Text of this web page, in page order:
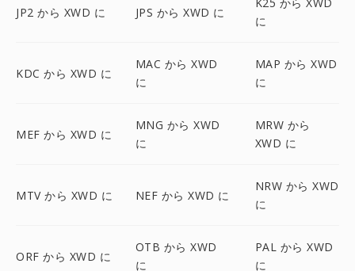
JP2 から XWD に JPS から XWD に
に
KDC から XWD に
MAC から XWD
に
MAP から XWD
に
MEF から XWD に
MNG から XWD
に
MRW から
XWD に
MTV から XWD に NEF から XWD に
NRW から XWD
に
ORF から XWD に
OTB から XWD
に
PAL から XWD
に